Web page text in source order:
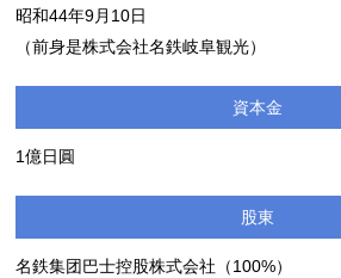
昭和44年9月10日
（前身是株式会社名鉄岐阜観光）
資本金
1億日圓
股東
名鉄集团巴士控股株式会社（100%）